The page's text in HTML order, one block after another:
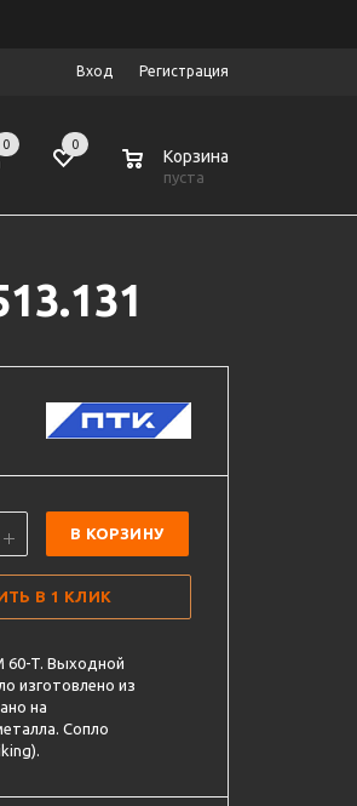
Вход Регистрация
0 0
Корзина
пуста
В КОРЗИНУ
В 1 КЛИК
60-T. Выходной
изготовлено из
на
Сопло